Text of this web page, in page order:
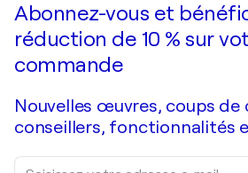
Abonnez-vous et
réduction de 10 % sur
commande
Nouvelles œuvres, coups
conseillers, fonctionnalités